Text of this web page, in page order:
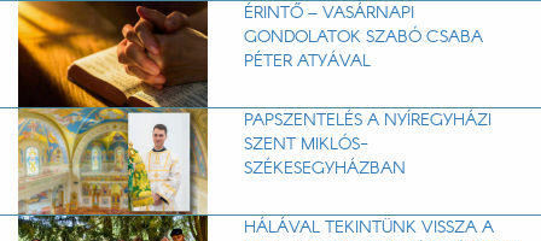
ÉRINTŐ – VASÁRNAPI
GONDOLATOK SZABÓ CSABA
PÉTER ATYÁVAL
PAPSZENTELÉS A NYÍREGYHÁZI
SZENT MIKLÓS-
SZÉKESEGYHÁZBAN
HÁLÁVAL TEKINTÜNK VISSZA A